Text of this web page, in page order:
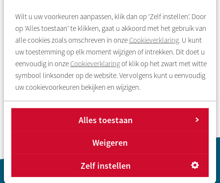
Wilt u uw voorkeuren aanpassen, klik dan op ‘Zelf instellen’. Door
op ‘Alles toestaan’ te klikken, gaat u akkoord met het gebruik van
alle cookies zoals omschreven in onze Cookieverklaring. U kunt
uw toestemming op elk moment wijzigen of intrekken. Dit doet u
eenvoudig in onze Cookieverklaringof klik op het zwart met witte
symbool linksonder op de website. Vervolgens kunt u eenvoudig
uw cookievoorkeuren bekijken en wijzigen.
Alles toestaan
Weigeren
Zelf instellen
Bij onze servicebalie aan het Bos en Lommerplein 303 in
Amsterdam. Wij vragen u dan om een
geldig identiteitsbewijs. U kunt de verhuurdersverklaring
niet laten ophalen door iemand anders. Onze
servicebalie is geopend van 09.00 tot 16.30 uur.
Geef bij uw aanvraag aan hoe u de verhuurdersverklaring wilt
Contactinformatie